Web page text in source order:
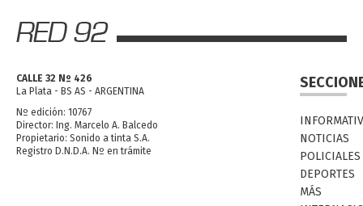
CALLE 32 Nº 426
La Plata - BS AS - ARGENTINA
Nº edición: 10767
Director: Ing. Marcelo A. Balcedo
Propietario: Sonido a tinta S.A.
Registro D.N.D.A. Nº en trámite
NOTICIAS
POLICIALES
DEPORTES
MÁS